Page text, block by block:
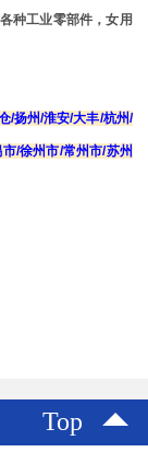
种工业零部件，女用
/扬州/淮安/大丰/杭州/
市/徐州市/常州市/苏州
Top